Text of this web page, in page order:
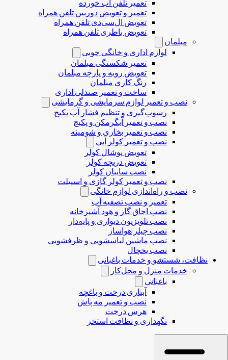
تعمیر تلفن آب خورده
تعمیر و تعویض دوربین تلفن همراه
تعویض ال‌سی‌دی تلفن همراه
تعویض باطری تلفن همراه
مبلمان
لوازم اداری و خانگی چوبی
تعمیر شکستگی مبلمان
تعویض رویه و پارچه مبلمان
رنگ کاری مبلمان
ساخت و تعمیر صندلی اداری
نصب و تعمیر لوازم سرمایشی و گرمایشی
رسوب‌گیری و تنظیم فشار آب پکیج
نصب و تعمیر آبگرمکن و پکیج
نصب و تعمیر بخاری و شومینه
نصب و تعمیر کولر آبی
تعویض پوشال کولر
تعویض دریچه کولر
نصب سایبان کولر
نصب و تعمیر کولر گازی و اسپیلت
نصب و راه‌اندازی لوازم خانگی
تعمیر و نصب تصفیه آب
نصب اجاق گاز و هود آشپزخانه
نصب تلویزیون دیواری و پایه‌دار
نصب چیلر هواساز
نصب ماشین لباسشویی و ظرفشویی
نصب یخچال
نظافت، شستشو و خدمات باغبانی
خدمات منزل و محل‌کار
باغبانی
آبیاری درخت و باغچه
نصب و تعمیر مه پاش
هرس درخت
نگهداری و نظافت استخر